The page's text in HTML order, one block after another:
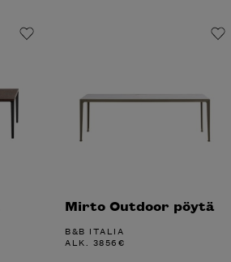
Mirto Outdoor pöytä
B&B ITALIA
ALK. 3856€